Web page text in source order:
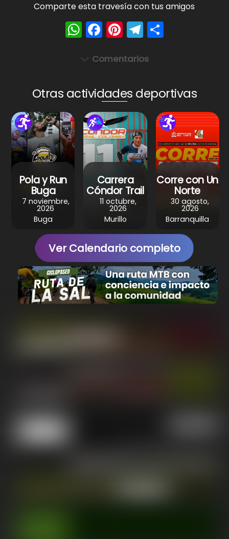
Comparte esta travesía con tus amigos
W
h
a
A
p
p
F
a
c
b
o
o
k
Pi
nt
er
st
T
el
e
a
m
Comentarios
Otras actividades deportivas
Pola y Run
Buga
7 noviembre,
2026
Buga
Carrera
Cóndor Trail
11 octubre,
2026
Murillo
Corre con Un
Norte
30 agosto,
2026
Barranquilla
Ver Calendario completo